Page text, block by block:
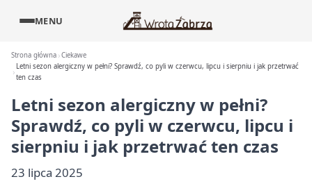
MENU
Strona główna Ciekawe
Letni sezon alergiczny w pełni? Sprawdź, co pyli w czerwcu, lipcu i sierpniu i jak przetrwać
ten czas
Letni sezon alergiczny w pełni?
Sprawdź, co pyli w czerwcu, lipcu i
sierpniu i jak przetrwać ten czas
23 lipca 2025